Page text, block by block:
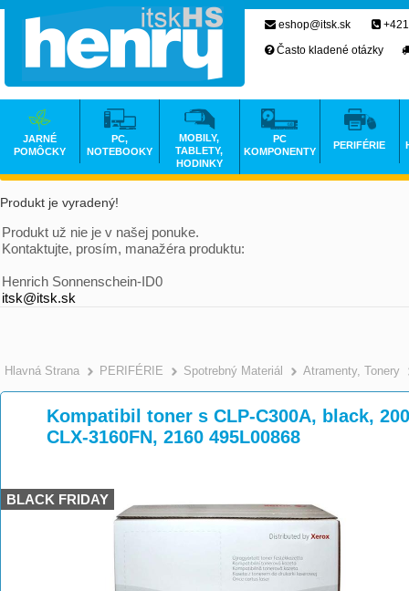
Produkt je vyradený!
Produkt už nie je v našej ponuke.
Kontaktujte, prosím, manažéra produktu:
Henrich Sonnenschein-ID0
itsk@itsk.sk
Hlavná Strana >
PERIFÉRIE >
Spotrebný Materiál >
Atramenty, Tonery
Kompatibil toner s CLP-C300A, black,
CLX-3160FN, 2160 495L00868
BLACK FRIDAY
eshop@itsk.sk
Často kladené otázky
JARNÉ
POMÔCKY
PC,
NOTEBOOKY
MOBILY,
TABLETY,
HODINKY
PC
KOMPONENTY
PERIFÉRIE